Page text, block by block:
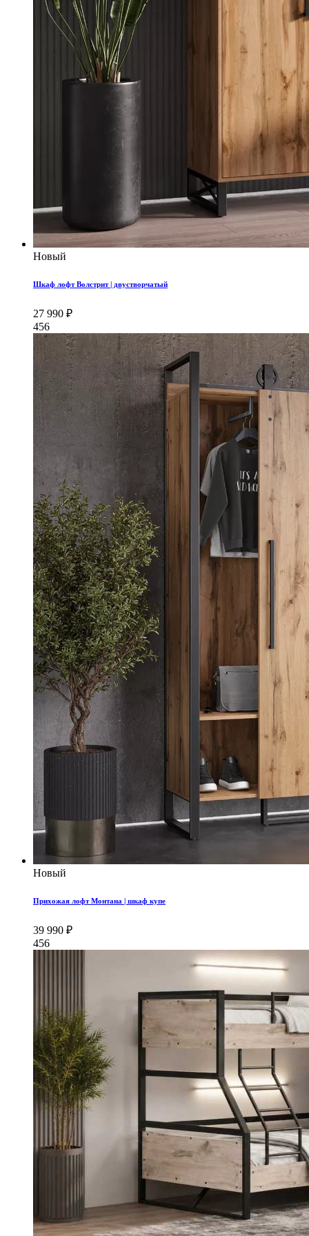
Новый
Шкаф лофт Волстрит | двустворчатый
27 990 ₽
456
Новый
Прихожая лофт Монтана | шкаф купе
39 990 ₽
456